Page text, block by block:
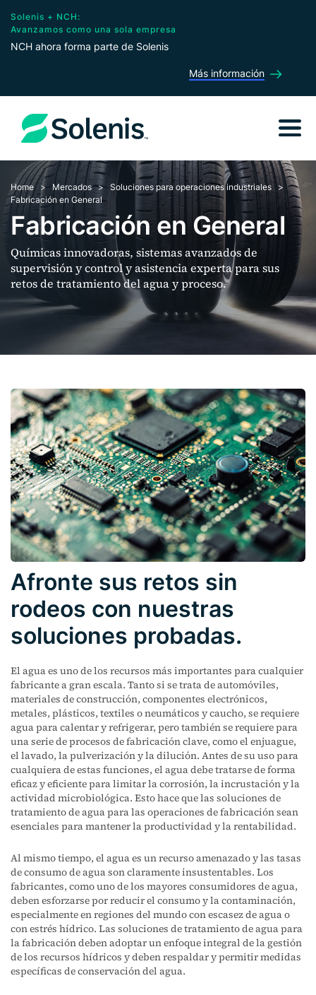
Solenis + NCH:
Avanzamos como una sola empresa
NCH ahora forma parte de Solenis
Más información
Home Mercados
Soluciones para operaciones industriales
Fabricación en General
Fabricación en General
Químicas innovadoras, sistemas avanzados de
supervisión y control y asistencia experta para sus
retos de tratamiento del agua y proceso.
Afronte sus retos sin
rodeos con nuestras
soluciones probadas.
El agua es uno de los recursos más importantes para cualquier
fabricante a gran escala. Tanto si se trata de automóviles,
materiales de construcción, componentes electrónicos,
metales, plásticos, textiles o neumáticos y caucho, se requiere
agua para calentar y refrigerar, pero también se requiere para
una serie de procesos de fabricación clave, como el enjuague,
el lavado, la pulverización y la dilución. Antes de su uso para
cualquiera de estas funciones, el agua debe tratarse de forma
eficaz y eficiente para limitar la corrosión, la incrustación y la
actividad microbiológica. Esto hace que las soluciones de
tratamiento de agua para las operaciones de fabricación sean
esenciales para mantener la productividad y la rentabilidad.
Al mismo tiempo, el agua es un recurso amenazado y las tasas
de consumo de agua son claramente insustentables. Los
fabricantes, como uno de los mayores consumidores de agua,
deben esforzarse por reducir el consumo y la contaminación,
especialmente en regiones del mundo con escasez de agua o
con estrés hídrico. Las soluciones de tratamiento de agua para
la fabricación deben adoptar un enfoque integral de la gestión
de los recursos hídricos y deben respaldar y permitir medidas
específicas de conservación del agua.